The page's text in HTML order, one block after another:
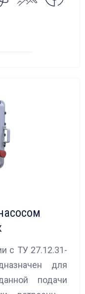
с ТУ 27.12.31-
для
подачи